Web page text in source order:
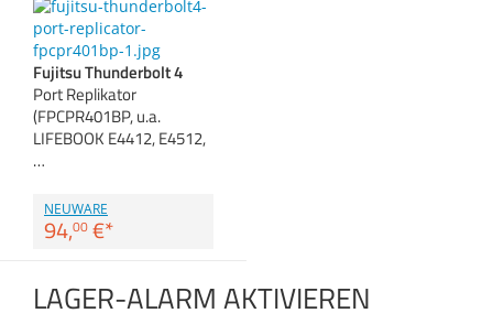
Anmelden | Registrieren
Fujitsu Thunderbolt 4
Port Replikator
(FPCPR401BP, u.a.
LIFEBOOK E4412, E4512,
…
NEUWARE
94,00 €*
LAGER-ALARM AKTIVIEREN